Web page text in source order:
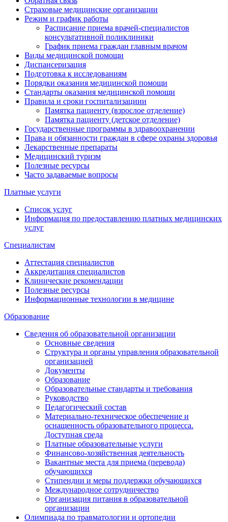
Страховые медицинские организации
Режим и график работы
Расписание приема врачей-специалистов
консультативной поликлиники
График приема граждан главным врачом
Виды медицинской помощи
Диспансеризация
Подготовка к исследованиям
Порядки оказания медицинской помощи
Стандарты оказания медицинской помощи
Правила и сроки госпитализациии
Памятка пациенту (взрослое отделение)
Памятка пациенту (детское отделение)
Государственные программы в здравоохранении
Права и обязанности граждан в сфере охраны здоровья
Лекарственные препараты
Медицинский туризм
Полезные ресурсы
Часто задаваемые вопросы
Платные услуги
Список услуг
Информация по предоставлению платных медицинских
услуг
Специалистам
Аттестация специалистов
Аккредитация специалистов
Клинические рекомендации
Полезные ресурсы
Информационные технологии в медицине
Образование
Сведения об образовательной организации
Основные сведения
Структура и органы управления образовательной
организацией
Документы
Образование
Образовательные стандарты и требования
Руководство
Педагогический состав
Материально-техническое обеспечение и
оснащенность образовательного процесса.
Доступная среда
Платные образовательные услуги
Финансово-хозяйственная деятельность
Вакантные места для приема (перевода)
обучающихся
Стипендии и меры поддержки обучающихся
Международное сотрудничество
Организация питания в образовательной
организации
Олимпиада по травматологии и ортопедии